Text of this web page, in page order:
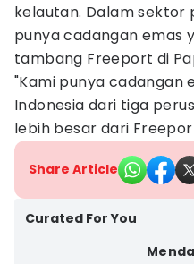
kelautan. Dalam sektor
punya cadangan emas
tambang Freeport di
"Kami punya cadangan
Indonesia dari tiga
lebih besar dari
Share Article
Curated For You